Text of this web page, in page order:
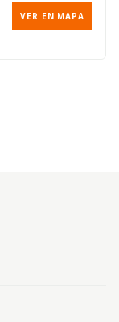
VER EN MAPA